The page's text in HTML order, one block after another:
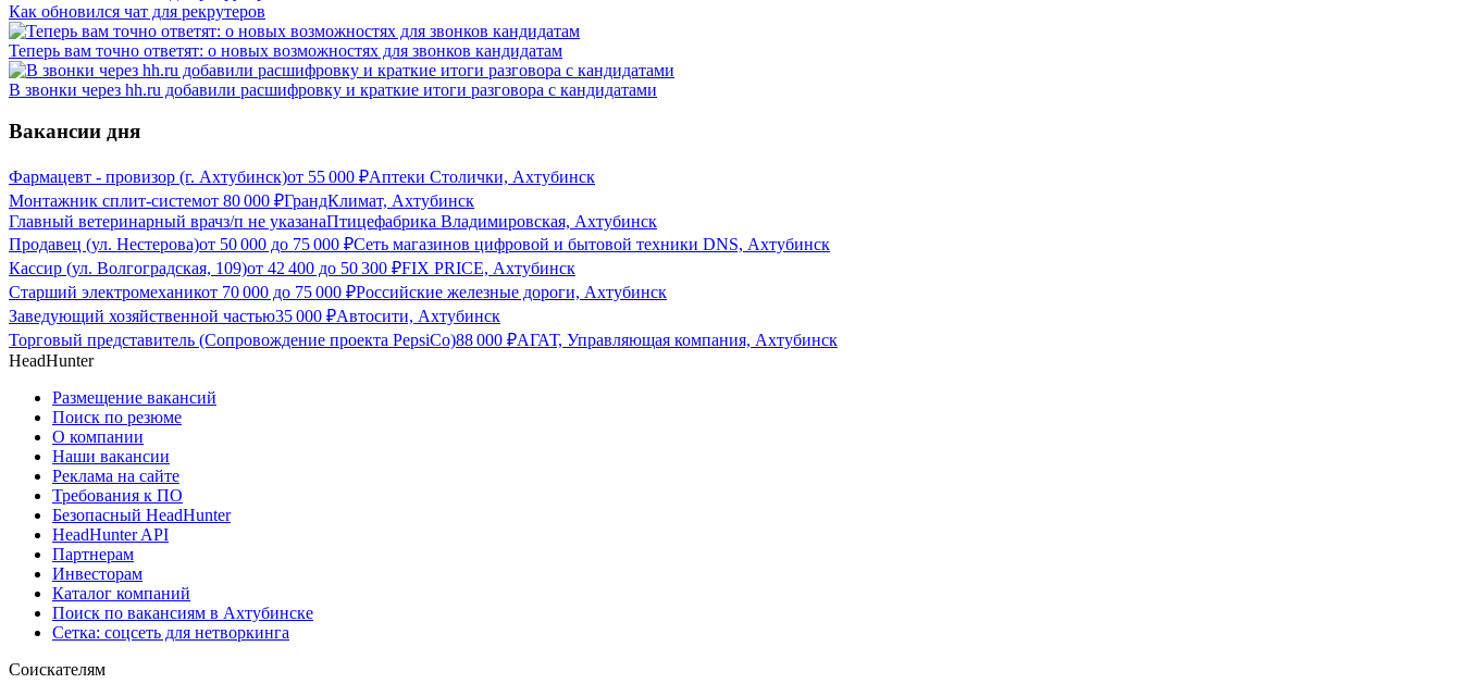
Как обновился чат для рекрутеров
Теперь вам точно ответят: о новых возможностях для звонков кандидатам
В звонки через hh.ru добавили расшифровку и краткие итоги разговора с кандидатами
Вакансии дня
Фармацевт - провизор (г. Ахтубинск)от 55 000 ₽Аптеки Столички, Ахтубинск
Монтажник сплит-системот 80 000 ₽ГрандКлимат, Ахтубинск
Главный ветеринарный врачз/п не указанаПтицефабрика Владимировская, Ахтубинск
Продавец (ул. Нестерова)от 50 000 до 75 000 ₽Сеть магазинов цифровой и бытовой техники DNS, Ахтубинск
Кассир (ул. Волгоградская, 109)от 42 400 до 50 300 ₽FIX PRICE, Ахтубинск
Старший электромеханикот 70 000 до 75 000 ₽Российские железные дороги, Ахтубинск
Заведующий хозяйственной частью35 000 ₽Автосити, Ахтубинск
Торговый представитель (Сопровождение проекта PepsiCo)88 000 ₽АГАТ, Управляющая компания, Ахтубинск
HeadHunter
Размещение вакансий
Поиск по резюме
О компании
Наши вакансии
Реклама на сайте
Требования к ПО
Безопасный HeadHunter
HeadHunter API
Партнерам
Инвесторам
Каталог компаний
Поиск по вакансиям в Ахтубинске
Сетка: соцсеть для нетворкинга
Соискателям